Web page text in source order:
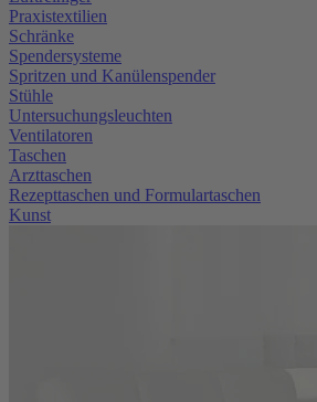
Praxistextilien
Schränke
Spendersysteme
Spritzen und Kanülenspender
Stühle
Untersuchungsleuchten
Ventilatoren
Taschen
Arzttaschen
Rezepttaschen und Formulartaschen
Kunst